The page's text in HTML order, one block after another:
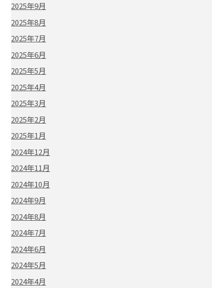
2025年9月
2025年8月
2025年7月
2025年6月
2025年5月
2025年4月
2025年3月
2025年2月
2025年1月
2024年12月
2024年11月
2024年10月
2024年9月
2024年8月
2024年7月
2024年6月
2024年5月
2024年4月